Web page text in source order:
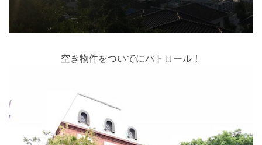
空き物件をついでにパトロール！